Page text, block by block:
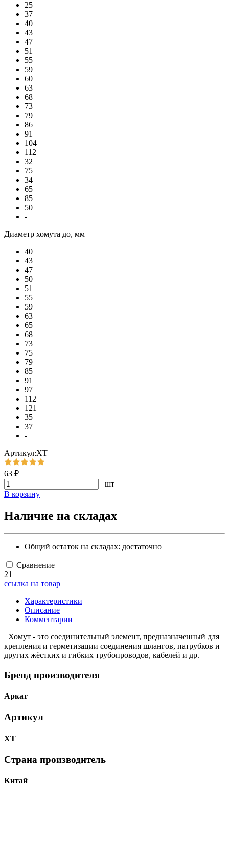
25
37
40
43
47
51
55
59
60
63
68
73
79
86
91
104
112
32
75
34
65
85
50
-
Диаметр хомута до, мм
40
43
47
50
51
55
59
63
65
68
73
75
79
85
91
97
112
121
35
37
-
Артикул:ХТ
63 ₽
шт
В корзину
Наличие на складах
Общий остаток на складах: достаточно
Сравнение
21
ссылка на товар
Характеристики
Описание
Комментарии
Хомут - это соединительный элемент, предназначенный для
крепления и герметизации соединения шлангов, патрубков и
других жёстких и гибких трубопроводов, кабелей и др.
Бренд производителя
Аркат
Артикул
ХТ
Страна производитель
Китай